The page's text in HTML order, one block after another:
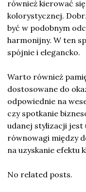
również kierować
kolorystycznej.
być w podobnym
harmonijny. W ten
spójnie i elegancko.
Warto również
dostosowane do
odpowiednie na
czy spotkanie
udanej stylizacji jest
równowagi między
na uzyskanie efektu
No related posts.